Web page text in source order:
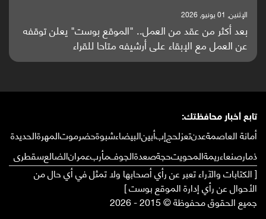
الإثنين, 01 يونيو, 2026
بعد أكثر من عقد من العمل.. "الموقع بوست" يعلن توقفه
عن العمل مع الإبقاء على أرشيفه متاحا للقراء
تابع أخبار محافظتك:
أمانة العاصمةعدنتعزلحجإبأبينالبيضاءشبوةحضرموتالمهرةالحديدة
ذمارصنعاءريمةالمحويتحجةصعدةالجوفمأربعمرانالضالعسقطرى
[ الكتابات والآراء تعبر عن رأي أصحابها ولا تمثل في أي حال من
الأحوال عن رأي إدارة الموقع بوست ]
جميع الحقوق محفوظة © 2015 - 2026